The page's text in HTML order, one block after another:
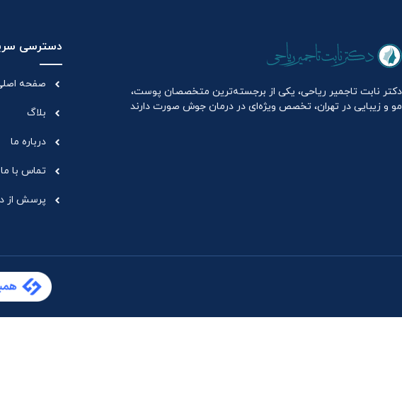
دکتر نابت تاجمیر ریاحی، یکی از برجسته‌ترین متخصصان پوست،
مو و زیبایی در تهران، تخصص ویژه‌ای در درمان جوش صورت دارند
دسترسی
صفحه
بلاگ
درباره ما
تماس با ما
پرسش از